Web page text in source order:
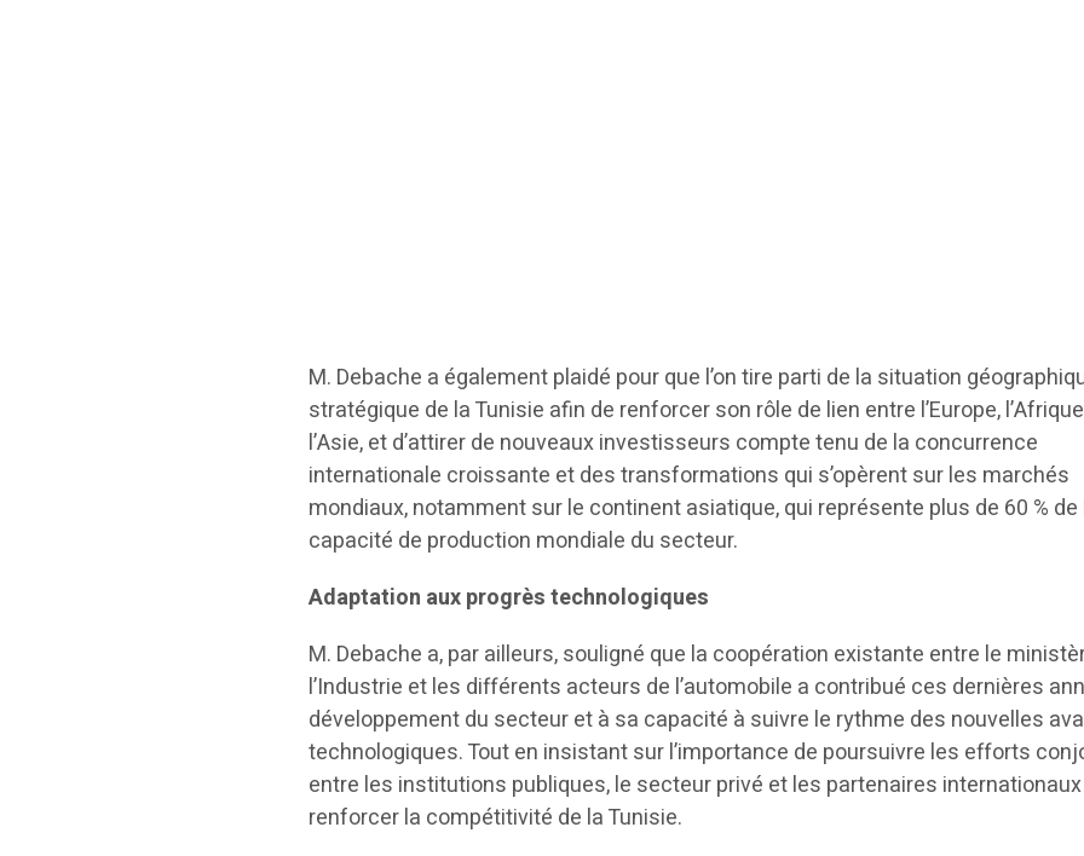
M. Debache a également plaidé pour que l’on tire parti de la situation
stratégique de la Tunisie afin de renforcer son rôle de lien entre l’Europe,
l’Asie, et d’attirer de nouveaux investisseurs compte tenu de la concurrence
internationale croissante et des transformations qui s’opèrent sur les marchés
mondiaux, notamment sur le continent asiatique, qui représente plus de 60 % de
capacité de production mondiale du secteur.
Adaptation aux progrès technologiques
M. Debache a, par ailleurs, souligné que la coopération existante entre le
l’Industrie et les différents acteurs de l’automobile a contribué ces dernières
développement du secteur et à sa capacité à suivre le rythme des nouvelles
technologiques. Tout en insistant sur l’importance de poursuivre les efforts
entre les institutions publiques, le secteur privé et les partenaires
renforcer la compétitivité de la Tunisie.